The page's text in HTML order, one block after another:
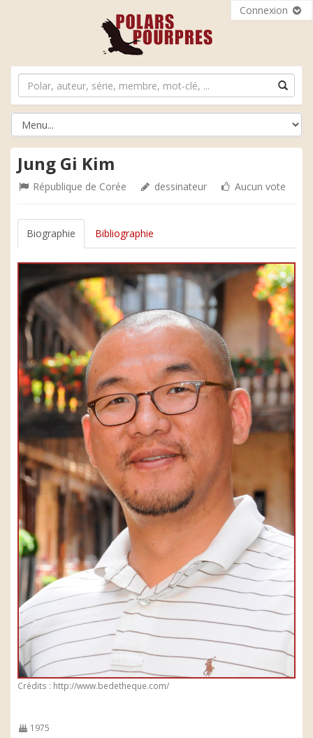
Connexion
Jung Gi Kim
République de Corée dessinateur Aucun vote
Biographie Bibliographie
Crédits : http://www.bedetheque.com/
1975